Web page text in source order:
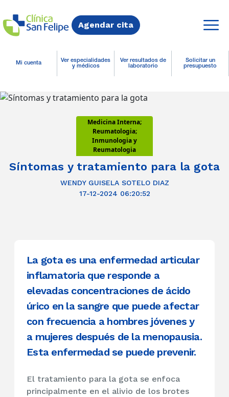
Agendar cita
Mi cuenta
Ver especialidades
y médicos
Ver resultados de
laboratorio
Solicitar un
presupuesto
Medicina Interna;
Reumatologia;
Inmunologia y
Reumatologia
Síntomas y tratamiento para la gota
WENDY GUISELA SOTELO DIAZ
17-12-2024 06:20:52
La gota es una enfermedad articular
inflamatoria que responde a
elevadas concentraciones de ácido
úrico en la sangre que puede afectar
con frecuencia a hombres jóvenes y
a mujeres después de la menopausia.
Esta enfermedad se puede prevenir.
El tratamiento para la gota se enfoca
principalmente en el alivio de los brotes